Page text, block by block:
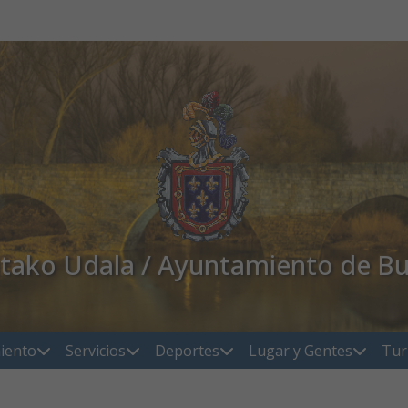
Udala / Ayuntamiento de
Servicios Deportes Lugar y Gentes